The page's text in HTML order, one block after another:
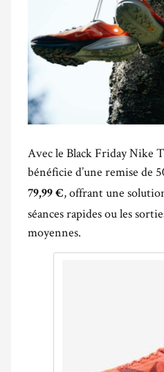
Avec le Black Friday Nike
bénéficie d’une remise de
79,99 €, offrant une
séances rapides ou les
moyennes.